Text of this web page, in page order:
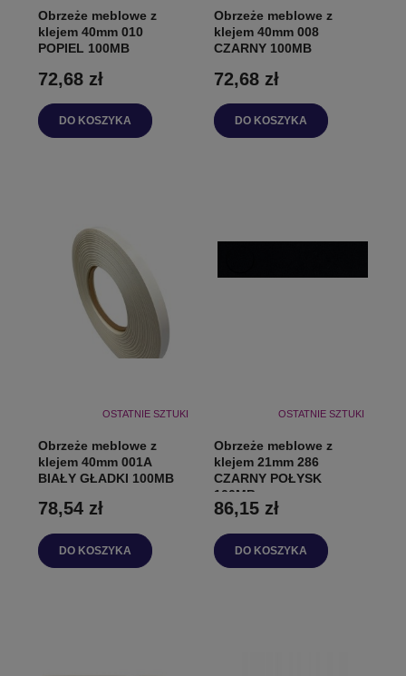
Obrzeże meblowe z
klejem 40mm 010
POPIEL 100MB
72,68 zł
DO KOSZYKA
Obrzeże meblowe z
klejem 40mm 008
CZARNY 100MB
72,68 zł
DO KOSZYKA
OSTATNIE SZTUKI
Obrzeże meblowe z
klejem 40mm 001A
BIAŁY GŁADKI 100MB
78,54 zł
DO KOSZYKA
OSTATNIE SZTUKI
Obrzeże meblowe z
klejem 21mm 286
CZARNY POŁYSK
100MB
86,15 zł
DO KOSZYKA